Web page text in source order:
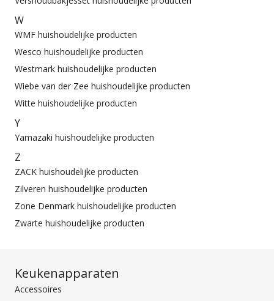
W
WMF huishoudelijke producten
Wesco huishoudelijke producten
Westmark huishoudelijke producten
Wiebe van der Zee huishoudelijke producten
Witte huishoudelijke producten
Y
Yamazaki huishoudelijke producten
Z
ZACK huishoudelijke producten
Zilveren huishoudelijke producten
Zone Denmark huishoudelijke producten
Zwarte huishoudelijke producten
Keukenapparaten
Accessoires